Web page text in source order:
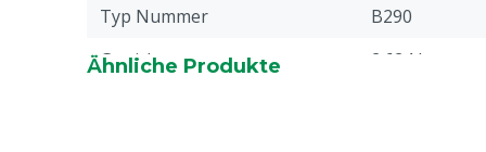
Typ Nummer
B290
Gewicht
2.624 kg
Ähnliche Produkte